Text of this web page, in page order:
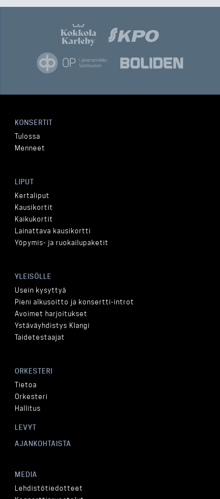
KONSERTIT
Tulossa
Menneet
LIPUT
Kertaliput
Kausikortit
Kaikukortit
Lainattava kausikortti
Yöpymis- ja ruokailupaketit
YLEISÖLLE
Usein kysyttyä
Pieni alkusoitto ja konsertti-introt
Avoimet harjoitukset
Ystäväyhdistys Klangi
Taidetestaajat
ORKESTERI
Tietoa
Orkesteri
Hallitus
LEVYT
AJANKOHTAISTA
MEDIA
Lehdistötiedotteet